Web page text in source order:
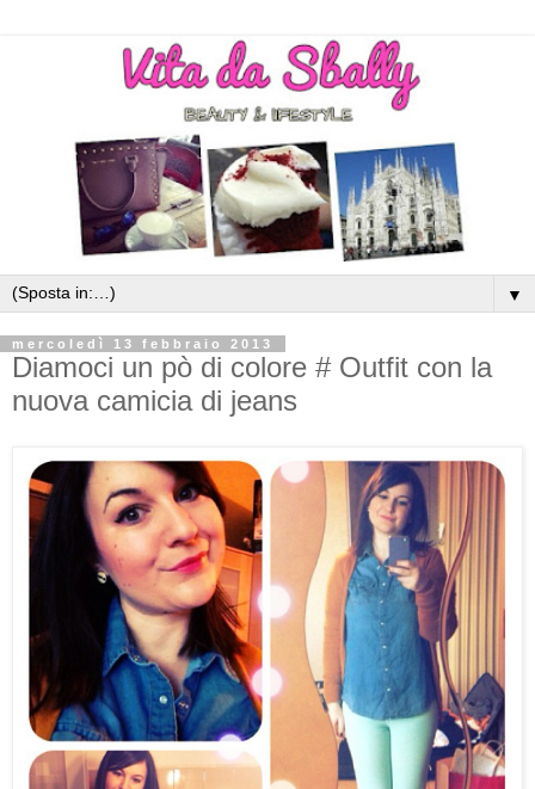
▼
mercoledì 13 febbraio 2013
Diamoci un pò di colore # Outfit con la
nuova camicia di jeans